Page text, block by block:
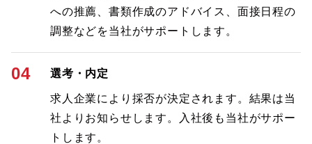
への推薦、書類作成のアドバイス、面接日程の
調整などを当社がサポートします。
04 選考・内定
求人企業により採否が決定されます。結果は当
社よりお知らせします。入社後も当社がサポー
トします。